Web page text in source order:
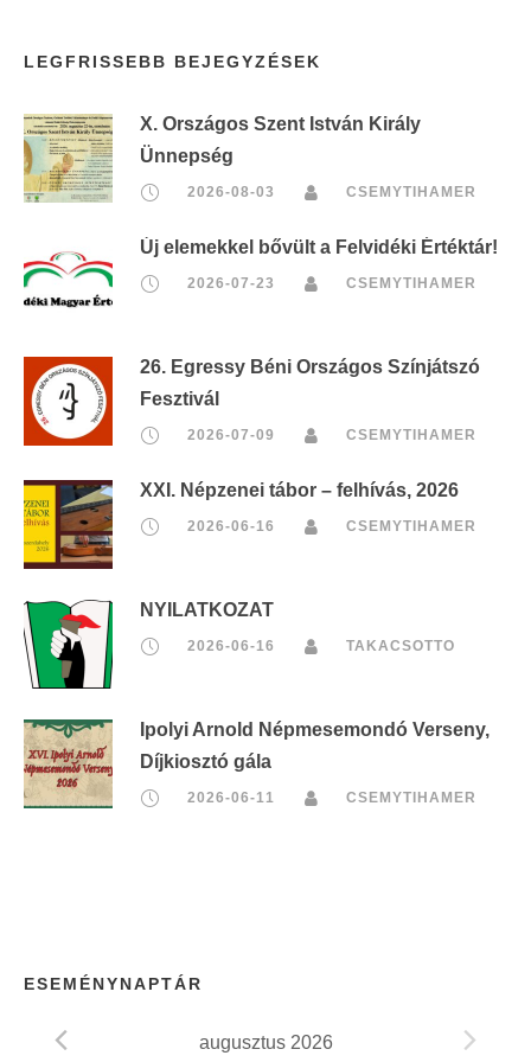
LEGFRISSEBB BEJEGYZÉSEK
X. Országos Szent István Király
Ünnepség
2026-08-03 CSEMYTIHAMER
Új elemekkel bővült a Felvidéki Értéktár!
2026-07-23 CSEMYTIHAMER
26. Egressy Béni Országos Színjátszó
Fesztivál
2026-07-09 CSEMYTIHAMER
XXI. Népzenei tábor – felhívás, 2026
2026-06-16 CSEMYTIHAMER
NYILATKOZAT
2026-06-16 TAKACSOTTO
Ipolyi Arnold Népmesemondó Verseny,
Díjkiosztó gála
2026-06-11 CSEMYTIHAMER
ESEMÉNYNAPTÁR
augusztus 2026